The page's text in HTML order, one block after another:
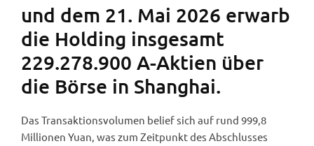
und dem 21. Mai 2026 erwarb
die Holding insgesamt
229.278.900 A-Aktien über
die Börse in Shanghai.
Das Transaktionsvolumen belief sich auf rund 999,8
Millionen Yuan, was zum Zeitpunkt des Abschlusses